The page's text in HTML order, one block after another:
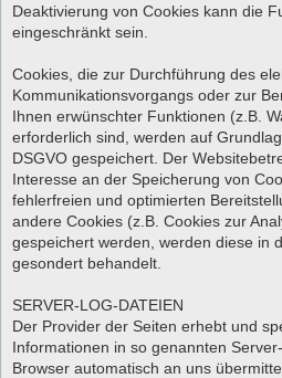
Deaktivierung von Cookies kann die
eingeschränkt sein.
Cookies, die zur Durchführung des
Kommunikationsvorgangs oder zur
Ihnen erwünschter Funktionen (z.B.
erforderlich sind, werden auf
DSGVO gespeichert. Der
Interesse an der Speicherung von
fehlerfreien und optimierten
andere Cookies (z.B. Cookies zur
gespeichert werden, werden diese in
gesondert behandelt.
SERVER-LOG-DATEIEN
Der Provider der Seiten erhebt und
Informationen in so genannten
Browser automatisch an uns